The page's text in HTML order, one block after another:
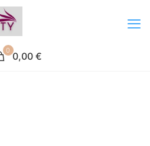
0 0,00 €